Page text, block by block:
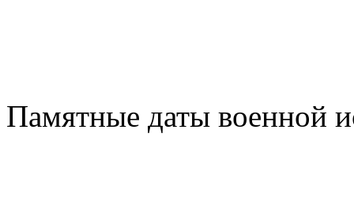
Памятные даты военной